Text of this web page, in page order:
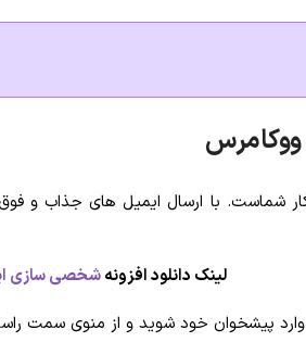
شماست. با ارسال ایمیل های جذاب و
لینک دانلود افزونهشخصی سازی
پیشخوان خود شوید و از منوی سمت